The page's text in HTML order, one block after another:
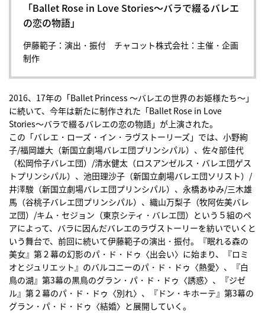
「Ballet Rose in Love Stories〜バラで綴るバレエ
の恋の物語」
伊藤範子：演出・振付 チャコット株式会社：主催・企画
制作
2016、17年の「Ballet Princess 〜バレエの世界のお姫様たち〜」
に続いて、今年は新たに制作された「Ballet Rose in Love
Stories〜バラで綴るバレエの恋の物語」が上演された。
この「バレエ・ローズ・イン・ラヴストーリーズ」では、小野絢
子/福岡雄大（新国立劇場バレエ団プリンシパル）、佐々部佳代
（松岡伶子バレエ団）/清水健太（ロスアンゼルス・バレエ団ゲス
トプリンシパル）、池田理沙子（新国立劇場バレエ団ソリスト）/
井澤駿（新国立劇場バレエ団プリンシパル）、永橋あゆみ/三木雄
馬（谷桃子バレエ団プリンシパル）、織山万梨子（牧阿佐美バレ
ヱ団）/キム・セジョン（東京シティ・バレエ団）という５組のペ
アによって、バラに因んだバレエのラヴストーリーを紡いでいくと
いう舞台で、前回に続いて伊藤範子の演出・振付。『眠れる森の
美女』第２幕の幻影のパ・ド・ドゥ〈出会い〉に始まり、『ロミ
オとジュリエット』のバルコニーのパ・ド・ドゥ〈熱愛〉、『白
鳥の湖』第3幕の黒鳥のグラン・パ・ド・ドゥ〈誘惑〉、『ジゼ
ル』第２幕のパ・ド・ドゥ〈別れ〉、『ドン・キホーテ』第3幕の
グラン・パ・ド・ドゥ〈結婚〉と展開していく。